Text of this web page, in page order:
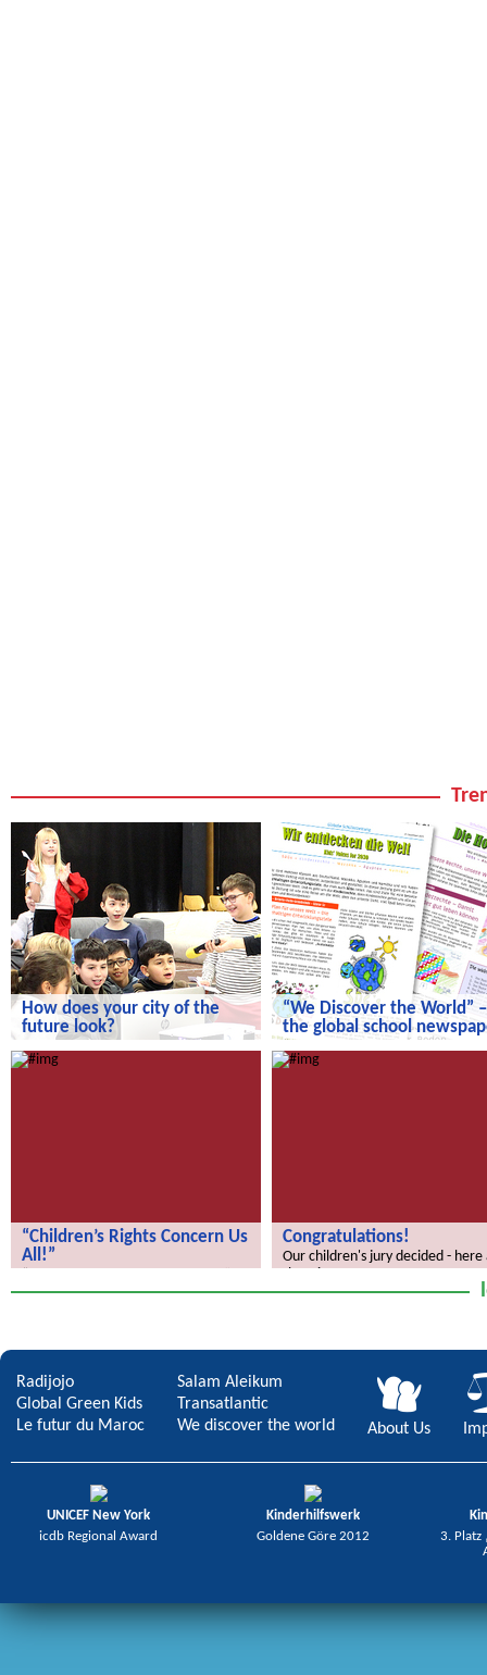
How does your city of the
future look?
How does your city of the future
look?
“We Discover the World” –
the global school
“We Discover the World” – the
school newspaper!
“Children’s Rights Concern Us
All!”
Congratulations!
Our children's jury decided - here
Radijojo
Global Green Kids
Le futur du Maroc
Salam Aleikum
Transatlantic
We discover the world
About Us
UNICEF New York
icdb Regional Award
Kinderhilfswerk
Goldene Göre 2012
3. Platz